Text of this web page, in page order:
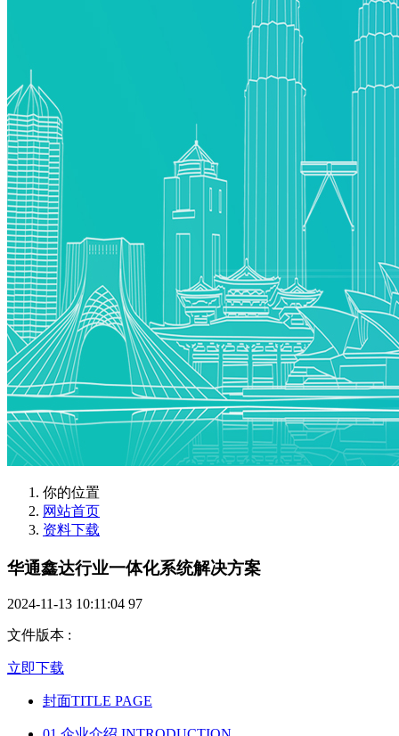
你的位置
网站首页
资料下载
华通鑫达行业一体化系统解决方案
2024-11-13 10:11:04 97
文件版本 :
立即下载
封面TITLE PAGE